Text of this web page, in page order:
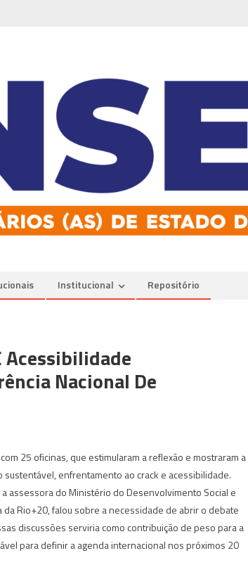
Institucional Repositório
Acessibilidade
Nacional De
25 oficinas, que estimularam a reflexão e mostraram a
enfrentamento ao crack e acessibilidade.
assessora do Ministério do Desenvolvimento Social e
da Rio+20, falou sobre a necessidade de abrir o debate
discussões serviria como contribuição de peso para a
para definir a agenda internacional nos próximos 20